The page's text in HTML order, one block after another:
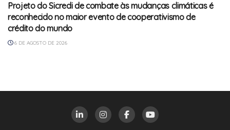
Projeto do Sicredi de combate às mudanças climáticas é
reconhecido no maior evento de cooperativismo de
crédito do mundo
6 DE AGOSTO DE 2026